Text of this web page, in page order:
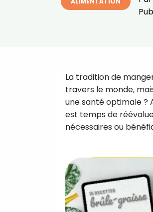
La tradition de
travers le monde,
une santé optimale ?
est temps de
nécessaires ou